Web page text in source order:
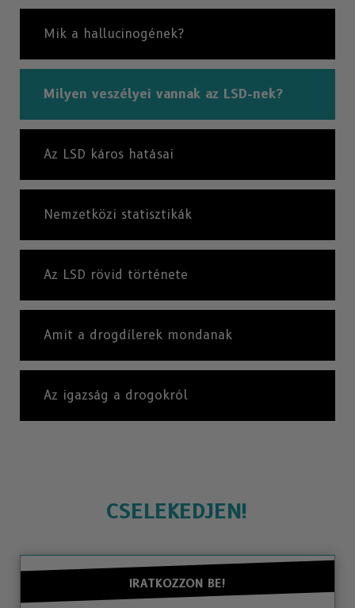
Mik a hallucinogének?
Milyen veszélyei vannak az LSD-nek?
Az LSD káros hatásai
Nemzetközi statisztikák
Az LSD rövid története
Amit a drogdílerek mondanak
Az igazság a drogokról
CSELEKEDJEN!
IRATKOZZON BE!